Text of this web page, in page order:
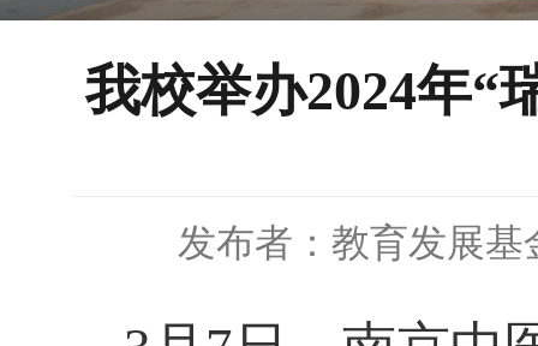
我校举办2024年“
发布者：教育发展基